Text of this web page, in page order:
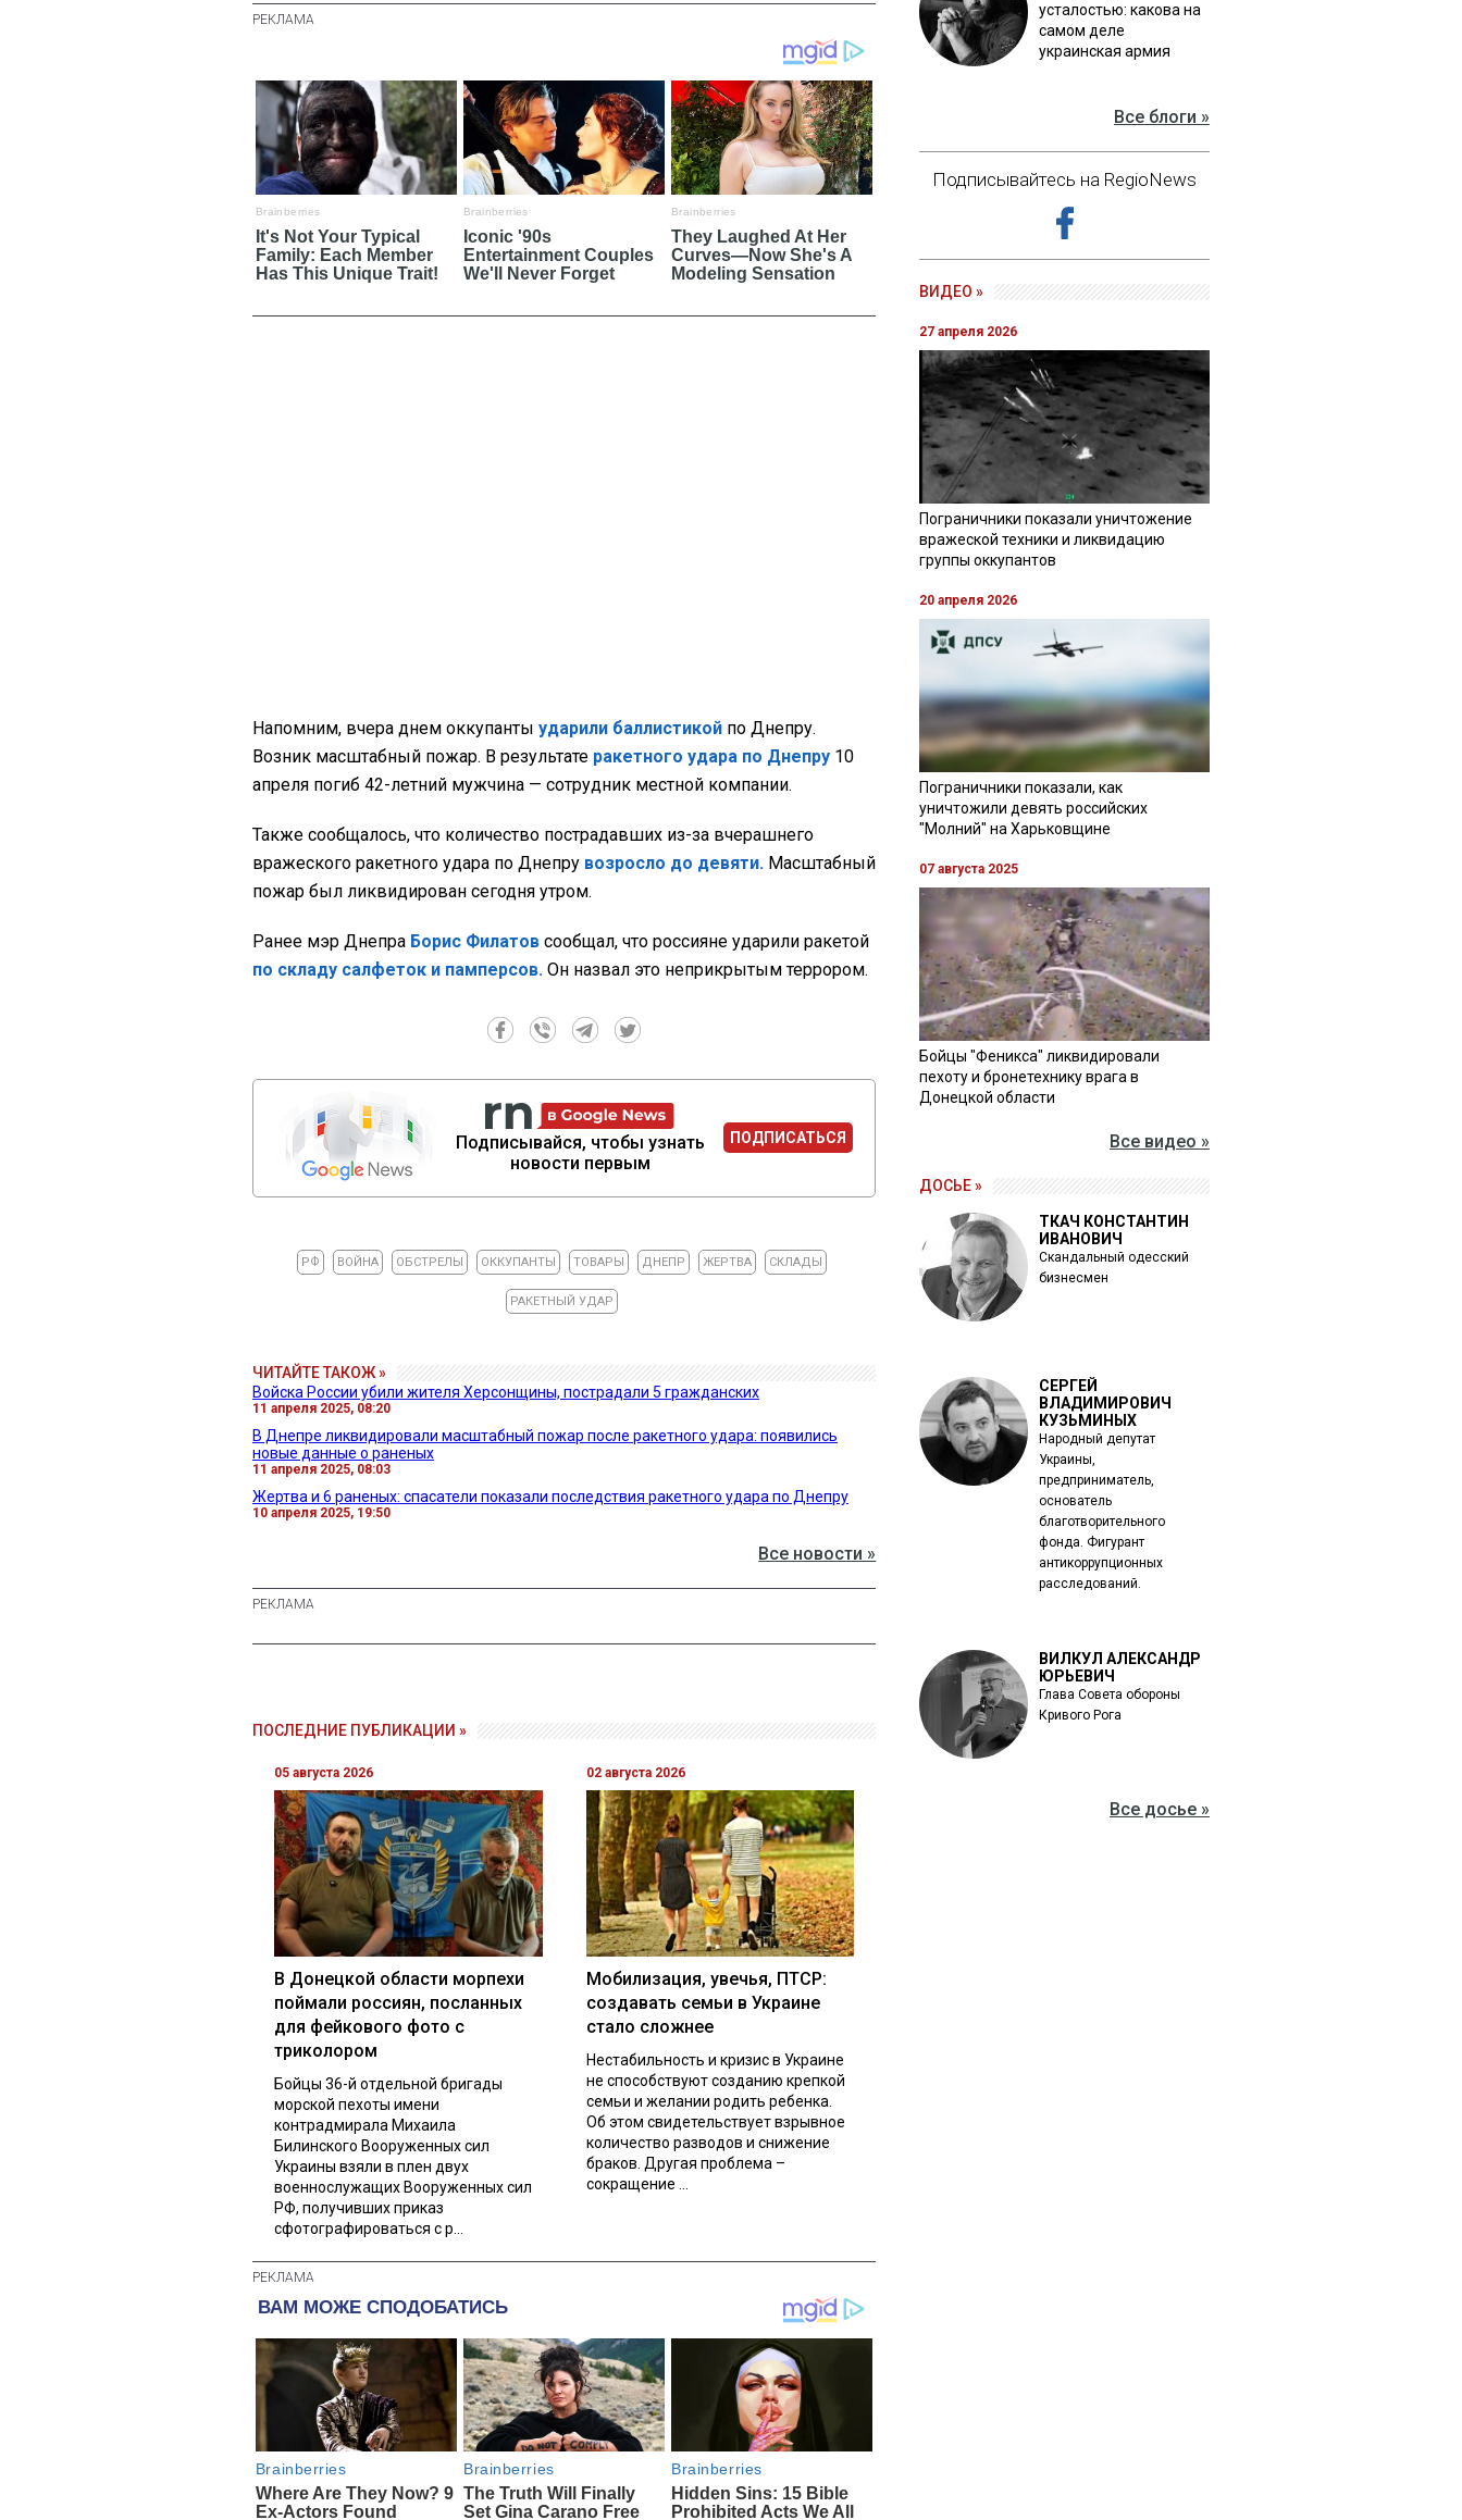
Напомним, вчера днем оккупанты ударили баллистикой по Днепру.
Возник масштабный пожар. В результате ракетного удара по Днепру 10
апреля погиб 42-летний мужчина — сотрудник местной компании.
Также сообщалось, что количество пострадавших из-за вчерашнего
вражеского ракетного удара по Днепру возросло до девяти. Масштабный
пожар был ликвидирован сегодня утром.
Ранее мэр Днепра Борис Филатов сообщал, что россияне ударили ракетой
по складу салфеток и памперсов. Он назвал это неприкрытым террором.
Подписывайся, чтобы узнать
новости первым
ПОДПИСАТЬСЯ
РФ ВОЙНА ОБСТРЕЛЫ ОККУПАНТЫ ТОВАРЫ ДНЕПР ЖЕРТВА СКЛАДЫ
РАКЕТНЫЙ УДАР
ЧИТАЙТЕ ТАКОЖ »
Войска России убили жителя Херсонщины, пострадали 5 гражданских
11 апреля 2025, 08:20
В Днепре ликвидировали масштабный пожар после ракетного удара: появились
новые данные о раненых
11 апреля 2025, 08:03
Жертва и 6 раненых: спасатели показали последствия ракетного удара по Днепру
10 апреля 2025, 19:50
Все новости »
ПОСЛЕДНИЕ ПУБЛИКАЦИИ »
05 августа 2026
В Донецкой области морпехи
поймали россиян, посланных
для фейкового фото с
триколором
Бойцы 36-й отдельной бригады
морской пехоты имени
контрадмирала Михаила
Билинского Вооруженных сил
Украины взяли в плен двух
военнослужащих Вооруженных сил
РФ, получивших приказ
сфотографироваться с р...
02 августа 2026
Мобилизация, увечья, ПТСР:
создавать семьи в Украине
стало сложнее
Нестабильность и кризис в Украине
не способствуют созданию крепкой
семьи и желании родить ребенка.
Об этом свидетельствует взрывное
количество разводов и снижение
браков. Другая проблема –
сокращение ...
усталостью: какова на
самом деле
украинская армия
Все блоги »
Подписывайтесь на RegioNews
ВИДЕО »
27 апреля 2026
Пограничники показали уничтожение
вражеской техники и ликвидацию
группы оккупантов
20 апреля 2026
Пограничники показали, как
уничтожили девять российских
"Молний" на Харьковщине
07 августа 2025
Бойцы "Феникса" ликвидировали
пехоту и бронетехнику врага в
Донецкой области
Все видео »
ДОСЬЕ »
ТКАЧ КОНСТАНТИН
ИВАНОВИЧ
Скандальный одесский
бизнесмен
СЕРГЕЙ
ВЛАДИМИРОВИЧ
КУЗЬМИНЫХ
Народный депутат
Украины,
предприниматель,
основатель
благотворительного
фонда. Фигурант
антикоррупционных
расследований.
ВИЛКУЛ АЛЕКСАНДР
ЮРЬЕВИЧ
Глава Совета обороны
Кривого Рога
Все досье »